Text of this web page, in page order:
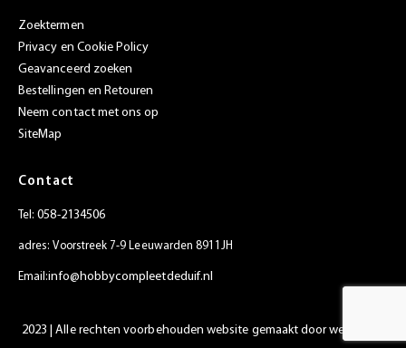
Zoektermen
Privacy en Cookie Policy
Geavanceerd zoeken
Bestellingen en Retouren
Neem contact met ons op
SiteMap
Contact
Tel:058-2134506
adres: Voorstreek 7-9 Leeuwarden 8911JH
Email:info@hobbycompleetdeduif.nl
2023 | Alle rechten voorbehouden website gemaakt doorwebsiet.nl